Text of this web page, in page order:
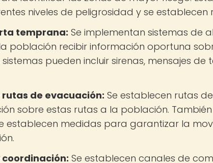
niveles de peligrosidad y se establecen
temprana: Se implementan sistemas de
población recibir información oportuna
sistemas pueden incluir sirenas, mensajes de
de evacuación: Se establecen rutas
sobre estas rutas a la población.
establecen medidas para garantizar la
Se establecen canales de